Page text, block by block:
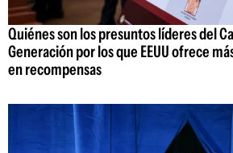
Quiénes son los presuntos líderes del
Generación por los que EEUU ofrece
en recompensas